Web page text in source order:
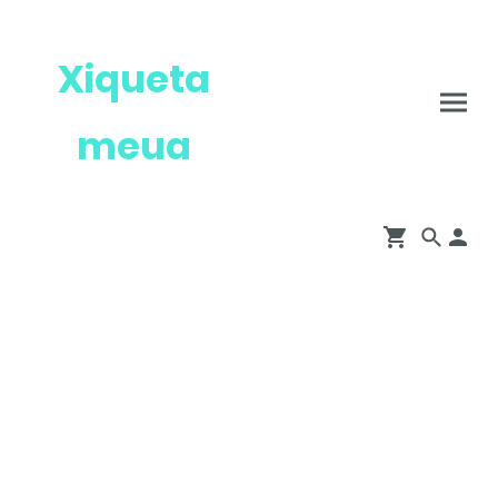
Xiqueta
meua